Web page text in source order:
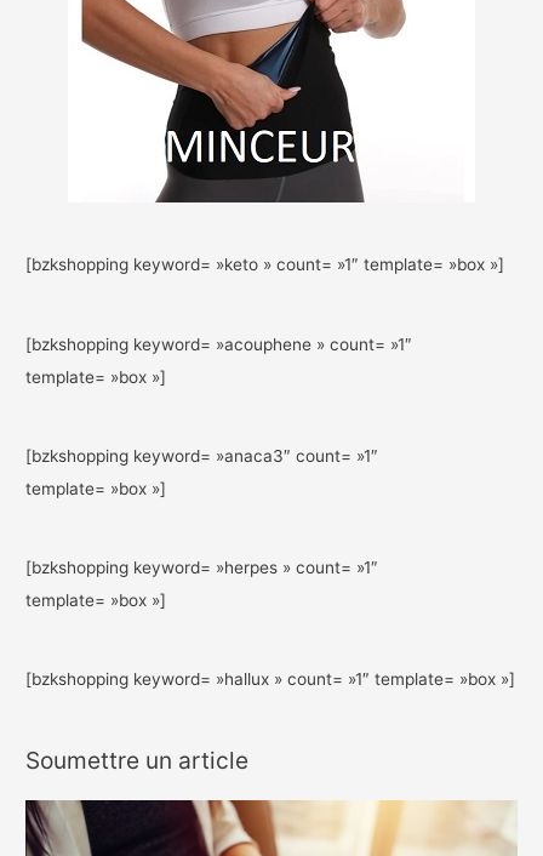
[bzkshopping keyword= »keto » count= »1″ template= »box »]
[bzkshopping keyword= »acouphene » count= »1″
template= »box »]
[bzkshopping keyword= »anaca3″ count= »1″
template= »box »]
[bzkshopping keyword= »herpes » count= »1″
template= »box »]
[bzkshopping keyword= »hallux » count= »1″ template= »box »]
Soumettre un article